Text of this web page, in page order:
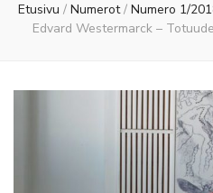
Etusivu / Numerot/ Numero 1/
Edvard Westermarck –